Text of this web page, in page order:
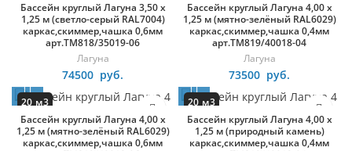
круг
Бассейн круглый Лагуна 3,50 х
1,25 м (светло-серый RAL7004)
каркас,скиммер,чашка 0,6мм
арт.ТМ818/35019-06
Лагуна
74500 руб.
круг
Бассейн круглый Лагуна 4,00 х
1,25 м (мятно-зелёный RAL6029)
каркас,скиммер,чашка 0,4мм
арт.ТМ819/40018-04
Лагуна
73500 руб.
20 м3
круг
Бассейн круглый Лагуна 4,00 х
1,25 м (мятно-зелёный RAL6029)
каркас,скиммер,чашка 0,6мм
20 м3
круг
Бассейн круглый Лагуна 4,00 х
1,25 м (природный камень)
каркас,скиммер,чашка 0,4мм